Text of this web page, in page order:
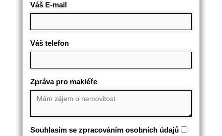
Váš E-mail
Váš telefon
Zpráva pro makléře
Souhlasím se zpracováním osobních údajů